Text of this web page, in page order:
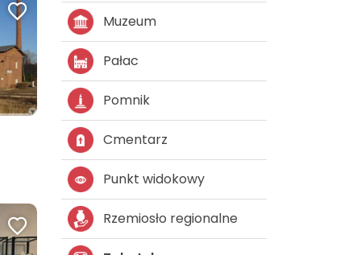
Muzeum
Pałac
Pomnik
Cmentarz
Punkt widokowy
Rzemiosło regionalne